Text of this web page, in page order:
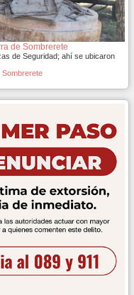
de Sombrerete
de Seguridad; ahí se ubicaron
Sombrerete